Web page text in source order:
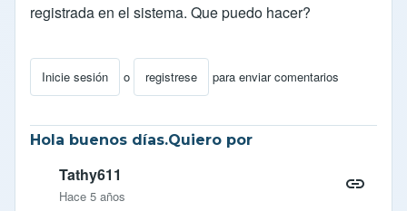
registrada en el sistema. Que puedo hacer?
Inicie sesión o registrese para enviar comentarios
Hola buenos días.Quiero por
Tathy611
Hace 5 años